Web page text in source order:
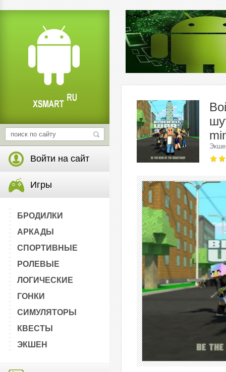
Войти на сайт
Игры
БРОДИЛКИ
АРКАДЫ
СПОРТИВНЫЕ
РОЛЕВЫЕ
ЛОГИЧЕСКИЕ
ГОНКИ
СИМУЛЯТОРЫ
КВЕСТЫ
ЭКШЕН